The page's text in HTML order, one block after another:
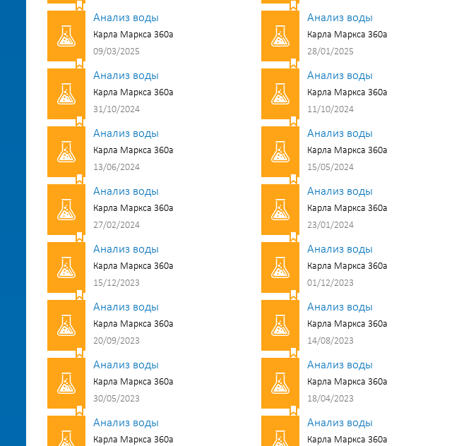
Анализ воды
Карла Маркса 360а
09/03/2025
Анализ воды
Карла Маркса 360а
28/01/2025
Анализ воды
Карла Маркса 360а
31/10/2024
Анализ воды
Карла Маркса 360а
11/10/2024
Анализ воды
Карла Маркса 360а
13/06/2024
Анализ воды
Карла Маркса 360а
15/05/2024
Анализ воды
Карла Маркса 360а
27/02/2024
Анализ воды
Карла Маркса 360а
23/01/2024
Анализ воды
Карла Маркса 360а
15/12/2023
Анализ воды
Карла Маркса 360а
01/12/2023
Анализ воды
Карла Маркса 360а
20/09/2023
Анализ воды
Карла Маркса 360а
14/08/2023
Анализ воды
Карла Маркса 360а
30/05/2023
Анализ воды
Карла Маркса 360а
18/04/2023
Анализ воды
Карла Маркса 360а
Анализ воды
Карла Маркса 360а